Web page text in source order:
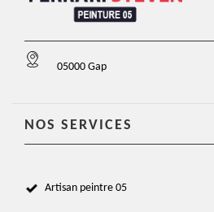
05000 Gap
NOS SERVICES
Artisan peintre 05